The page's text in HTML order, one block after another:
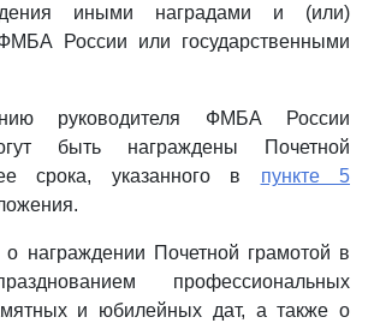
иными наградами и (или)
России или государственными
руководителя ФМБА России
быть награждены Почетной
срока, указанного в пункте 5
о награждении Почетной грамотой в
профессиональных
и юбилейных дат, а также о